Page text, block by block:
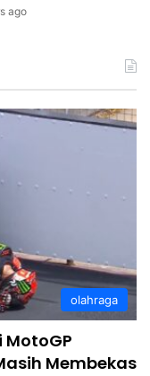
ago
olahraga
Membekas